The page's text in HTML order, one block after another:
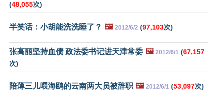
(48,055次)
半笑话：小胡能洗洗睡了？ 🖼️ 2012/6/2 (97,103次)
张高丽坚持血债 政法委书记进天津常委 🖼️ 2012/6/1 (67,157
次)
陪薄三儿喂海鸥的云南两大员被辞职 🖼️ 2012/6/1 (53,097次)